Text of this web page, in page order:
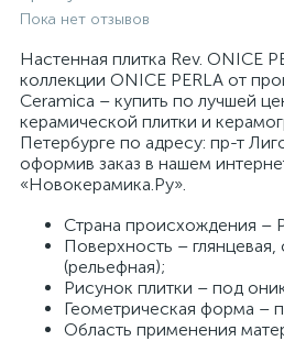
Пока нет отзывов
Настенная плитка Rev. ONICE
коллекции ONICE PERLA от
Ceramica – купить по лучшей
керамической плитки и
Петербурге по адресу: пр-т
оформив заказ в нашем
«Новокерамика.Ру».
Страна происхождения –
Поверхность – глянцевая,
(рельефная);
Рисунок плитки – под
Геометрическая форма –
Область применения